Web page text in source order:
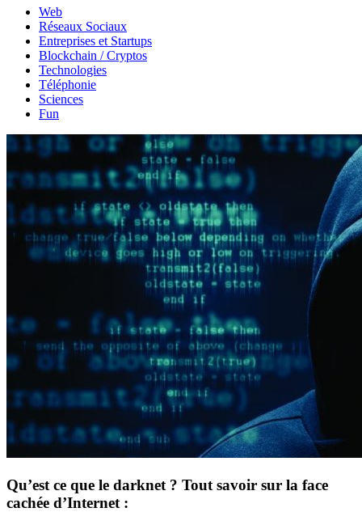
Web
Réseaux Sociaux
Entreprises et Startups
Blockchain / Cryptos
Technologies
Téléphonie
Sciences
Fun
Qu’est ce que le darknet ? Tout savoir sur la face
cachée d’Internet :